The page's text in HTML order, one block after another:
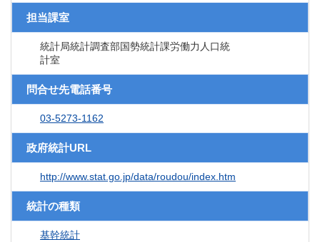
担当課室
統計局統計調査部国勢統計課労働力人口統
計室
問合せ先電話番号
03-5273-1162
政府統計URL
http://www.stat.go.jp/data/roudou/index.htm
統計の種類
基幹統計